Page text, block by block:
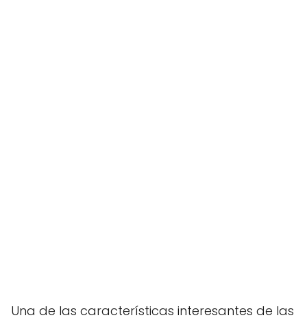
Una de las características interesantes de las